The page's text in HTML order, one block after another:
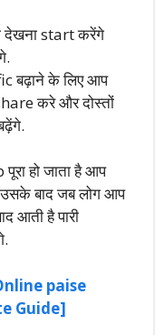
देखना start करेंगे
बढ़ाने के लिए आप
करे और दोस्तों
हो जाता है आप
बाद जब लोग आप
आती है पारी
paise
Guide]